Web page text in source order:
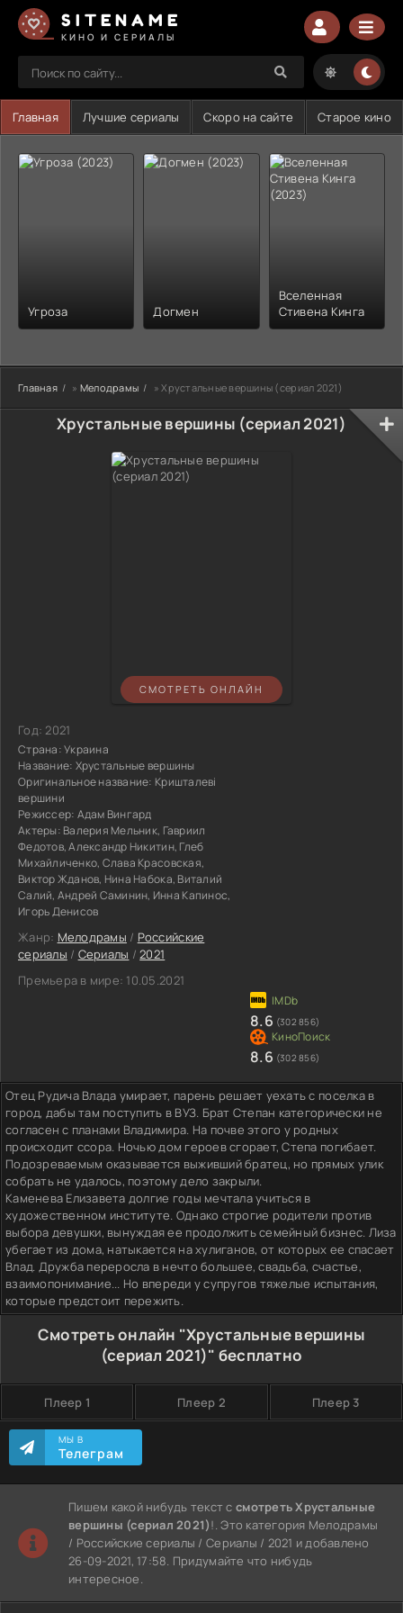
SITENAME
КИНО И СЕРИАЛЫ
Главная Лучшие сериалы Скоро на сайте Старое кино
Угроза Догмен
Вселенная
Стивена Кинга
Главная » Мелодрамы » Хрустальные вершины (сериал 2021)
Хрустальные вершины (сериал 2021)
СМОТРЕТЬ ОНЛАЙН
Год:2021
Страна:Украина
Название: Хрустальные вершины
Оригинальное название: Кришталеві
вершини
Режиссер: Адам Вингард
Актеры: Валерия Мельник, Гавриил
Федотов, Александр Никитин, Глеб
Михайличенко, Слава Красовская,
Виктор Жданов, Нина Набока, Виталий
Салий, Андрей Саминин, Инна Капинос,
Игорь Денисов
Жанр: Мелодрамы / Российские
сериалы / Сериалы /2021
Премьера в мире: 10.05.2021
8.6 (302 856)
8.6 (302 856)
Отец Рудича Влада умирает, парень решает уехать с поселка в
город, дабы там поступить в ВУЗ. Брат Степан категорически не
согласен с планами Владимира. На почве этого у родных
происходит ссора. Ночью дом героев сгорает, Степа погибает.
Подозреваемым оказывается выживший братец, но прямых улик
собрать не удалось, поэтому дело закрыли.
Каменева Елизавета долгие годы мечтала учиться в
художественном институте. Однако строгие родители против
выбора девушки, вынуждая ее продолжить семейный бизнес. Лиза
убегает из дома, натыкается на хулиганов, от которых ее спасает
Влад. Дружба переросла в нечто большее, свадьба, счастье,
взаимопонимание... Но впереди у супругов тяжелые испытания,
которые предстоит пережить.
Смотреть онлайн "Хрустальные вершины
(сериал 2021)" бесплатно
Плеер 1 Плеер 2 Плеер 3
МЫ В
Телеграм
Пишем какой нибудь текст ссмотреть Хрустальные
вершины (сериал 2021)!. Это категория Мелодрамы
/ Российские сериалы / Сериалы / 2021 и добавлено
26-09-2021, 17:58. Придумайте что нибудь
интересное.